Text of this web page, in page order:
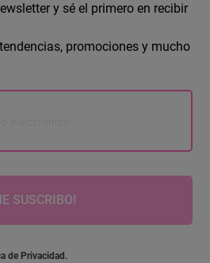
y sé el primero en recibir
promociones y mucho
SUSCRIBO!
de Privacidad.